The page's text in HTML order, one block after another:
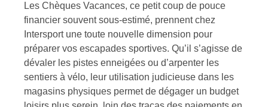
Les Chèques Vacances, ce petit coup de pouce
financier souvent sous-estimé, prennent chez
Intersport une toute nouvelle dimension pour
préparer vos escapades sportives. Qu’il s’agisse de
dévaler les pistes enneigées ou d’arpenter les
sentiers à vélo, leur utilisation judicieuse dans les
magasins physiques permet de dégager un budget